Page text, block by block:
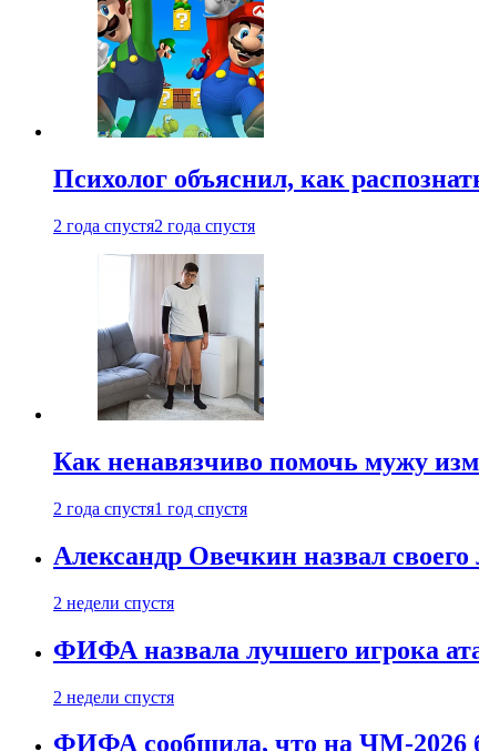
Психолог объяснил, как
2 года спустя2 года спустя
Как ненавязчиво помочь мужу
2 года спустя1 год спустя
Александр Овечкин назвал
2 недели спустя
ФИФА назвала лучшего игрока
2 недели спустя
ФИФА сообщила, что на ЧМ-2026